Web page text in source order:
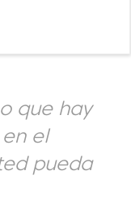
que hay
el
pueda